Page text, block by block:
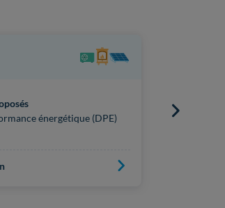
énergétique (DPE)
Principaux